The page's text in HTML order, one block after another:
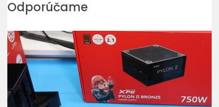
Odporúčame